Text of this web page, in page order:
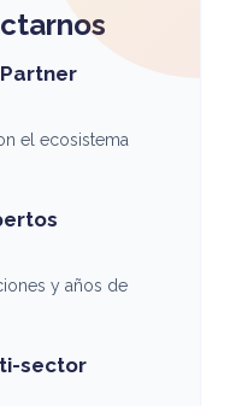
el ecosistema
y años de
sector